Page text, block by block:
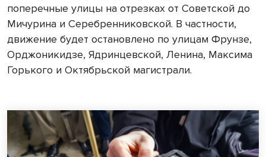
поперечные улицы на отрезках от Советской до
Мичурина и Серебренниковской. В частности,
движение будет остановлено по улицам Фрунзе,
Орджоникидзе, Ядринцевской, Ленина, Максима
Горького и Октябрьской магистрали.